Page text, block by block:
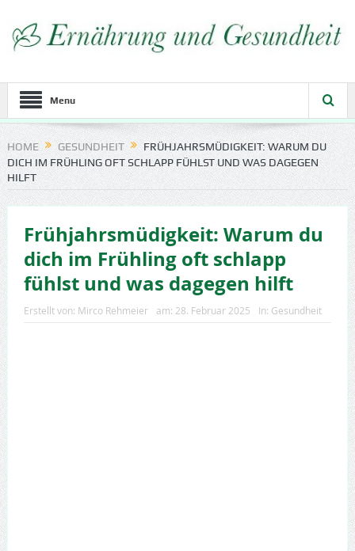
Menu
HOME GESUNDHEIT
FRÜHJAHRSMÜDIGKEIT: WARUM DU
DICH IM FRÜHLING OFT SCHLAPP FÜHLST UND WAS DAGEGEN
HILFT
Frühjahrsmüdigkeit: Warum du
dich im Frühling oft schlapp
fühlst und was dagegen hilft
Erstellt von: Mirco Rehmeier am: 28. Februar 2025 In: Gesundheit